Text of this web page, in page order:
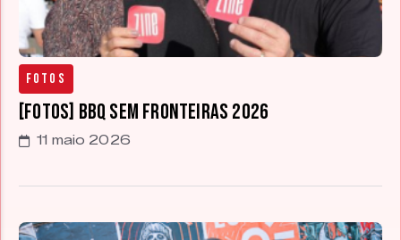
Fotos
[FOTOS] BBQ Sem Fronteiras 2026
11 maio 2026